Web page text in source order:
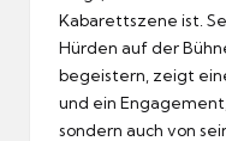
Kabarettszene ist.
Hürden auf der
begeistern, zeigt
und ein
sondern auch von